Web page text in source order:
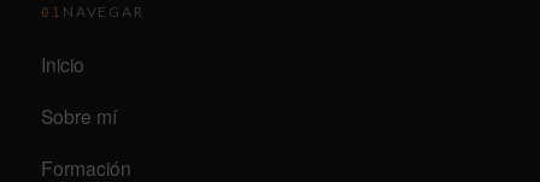
01 NAVEGAR
Inicio
Sobre mí
Formación